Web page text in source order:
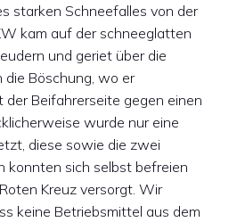
starken Schneefalles von der
kam auf der schneeglatten
und geriet über die
die Böschung, wo er
der Beifahrerseite gegen einen
wurde nur eine
diese sowie die zwei
konnten sich selbst befreien
Kreuz versorgt. Wir
keine Betriebsmittel aus dem